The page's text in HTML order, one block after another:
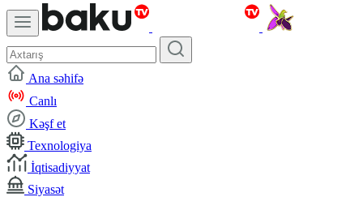
Ana səhifə
Canlı
Kəşf et
Texnologiya
İqtisadiyyat
Siyasət